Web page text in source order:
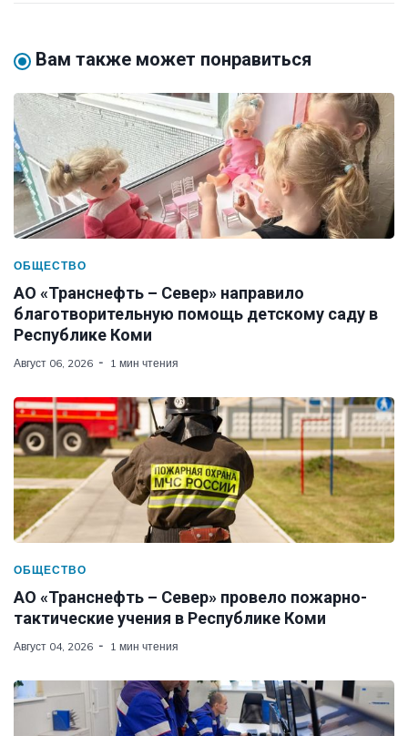
Вам также может понравиться
ОБЩЕСТВО
АО «Транснефть – Север» направило
благотворительную помощь детскому саду в
Республике Коми
Август 06, 2026 1 мин чтения
ОБЩЕСТВО
АО «Транснефть – Север» провело пожарно-
тактические учения в Республике Коми
Август 04, 2026 1 мин чтения